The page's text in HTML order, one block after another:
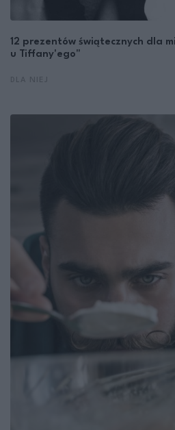
12 prezentów świątecznych dla
u Tiffany'ego"